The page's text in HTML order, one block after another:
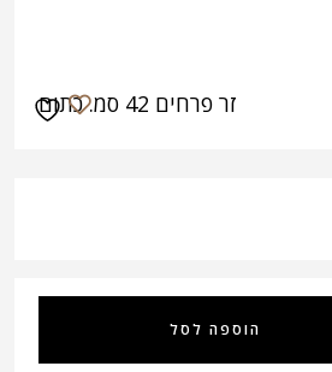
זר פרחים 42 סמ. כתום
הוספה לסל